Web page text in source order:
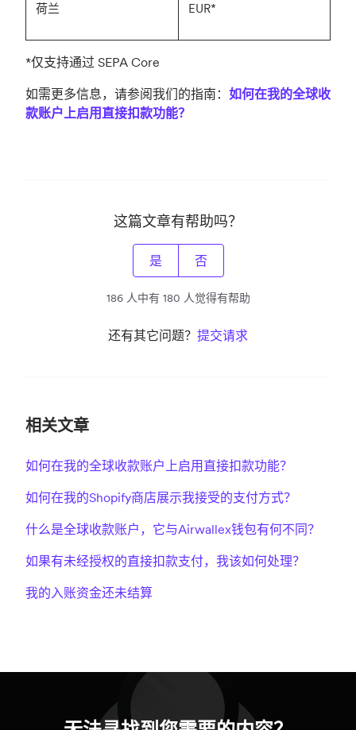
荷兰 EUR*
*仅支持通过 SEPA Core
如需更多信息，请参阅我们的指南： 如何在我的全球收
款账户上启用直接扣款功能？
这篇文章有帮助吗？
是 否
186 人中有 180 人觉得有帮助
还有其它问题？ 提交请求
相关文章
如何在我的全球收款账户上启用直接扣款功能？
如何在我的Shopify商店展示我接受的支付方式？
什么是全球收款账户，它与Airwallex钱包有何不同？
如果有未经授权的直接扣款支付，我该如何处理？
我的入账资金还未结算